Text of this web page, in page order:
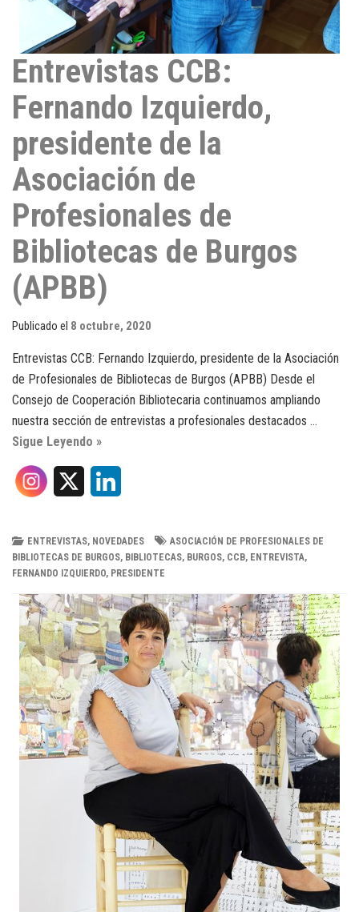
Entrevistas CCB:
Fernando Izquierdo,
presidente de la
Asociación de
Profesionales de
Bibliotecas de Burgos
(APBB)
Publicado el 8 octubre, 2020
Entrevistas CCB: Fernando Izquierdo, presidente de la Asociación
de Profesionales de Bibliotecas de Burgos (APBB) Desde el
Consejo de Cooperación Bibliotecaria continuamos ampliando
nuestra sección de entrevistas a profesionales destacados …
Sigue Leyendo »
n
k
e
d
I
n
ENTREVISTAS, NOVEDADES
ASOCIACIÓN DE PROFESIONALES DE
BIBLIOTECAS DE BURGOS, BIBLIOTECAS, BURGOS, CCB, ENTREVISTA,
FERNANDO IZQUIERDO, PRESIDENTE